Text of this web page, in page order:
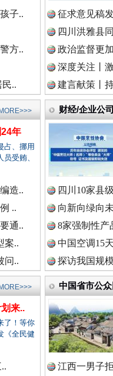
纪网.
在线.
政网.中
闻网.
闻网.
闻网.
闻网.
高速路
子..
方..
..
征求意见稿
四川洪雅县
政治监督更
深度关注丨
建言献策丨
年
占、挪用
受贿、
造..
..
通..
案..
问..
财经/企业公
四川10家县
向新向绿向
8家强制性产
中国空调15
探访我国规
来..
了！等你
《全民健
中国省市公
江西一男子